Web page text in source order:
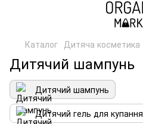
Каталог Дитяча косметика
Дитячий шампунь
Дитячий шампунь
Дитячий гель для купання